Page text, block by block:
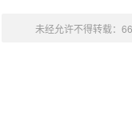
未经允许不得转载：